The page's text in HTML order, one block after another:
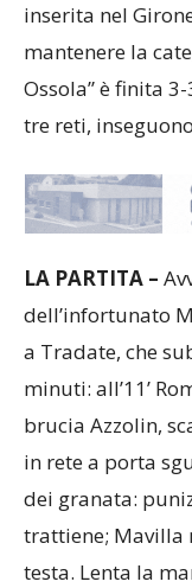
inserita nel
mantenere la
Ossola” è finita
tre reti,
LA PARTITA –
dell’infortunato
a Tradate, che
minuti: all’11’
brucia Azzolin,
in rete a porta
dei granata:
trattiene; Mavilla
testa. Lenta la